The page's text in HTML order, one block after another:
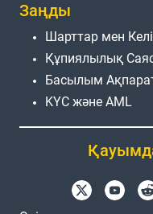
Заңды
Шарттар мен
Құпиялылық
Басылым
KYC және AML